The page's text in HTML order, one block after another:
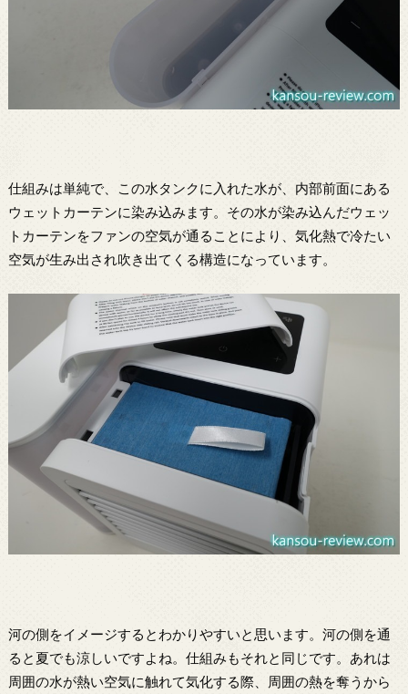
仕組みは単純で、この水タンクに入れた水が、内部前面にある
ウェットカーテンに染み込みます。その水が染み込んだウェッ
トカーテンをファンの空気が通ることにより、気化熱で冷たい
空気が生み出され吹き出てくる構造になっています。
河の側をイメージするとわかりやすいと思います。河の側を通
ると夏でも涼しいですよね。仕組みもそれと同じです。あれは
周囲の水が熱い空気に触れて気化する際、周囲の熱を奪うから